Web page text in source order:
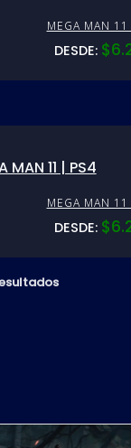
MEGA MAN
DESDE: $
MEGA MAN
DESDE: $